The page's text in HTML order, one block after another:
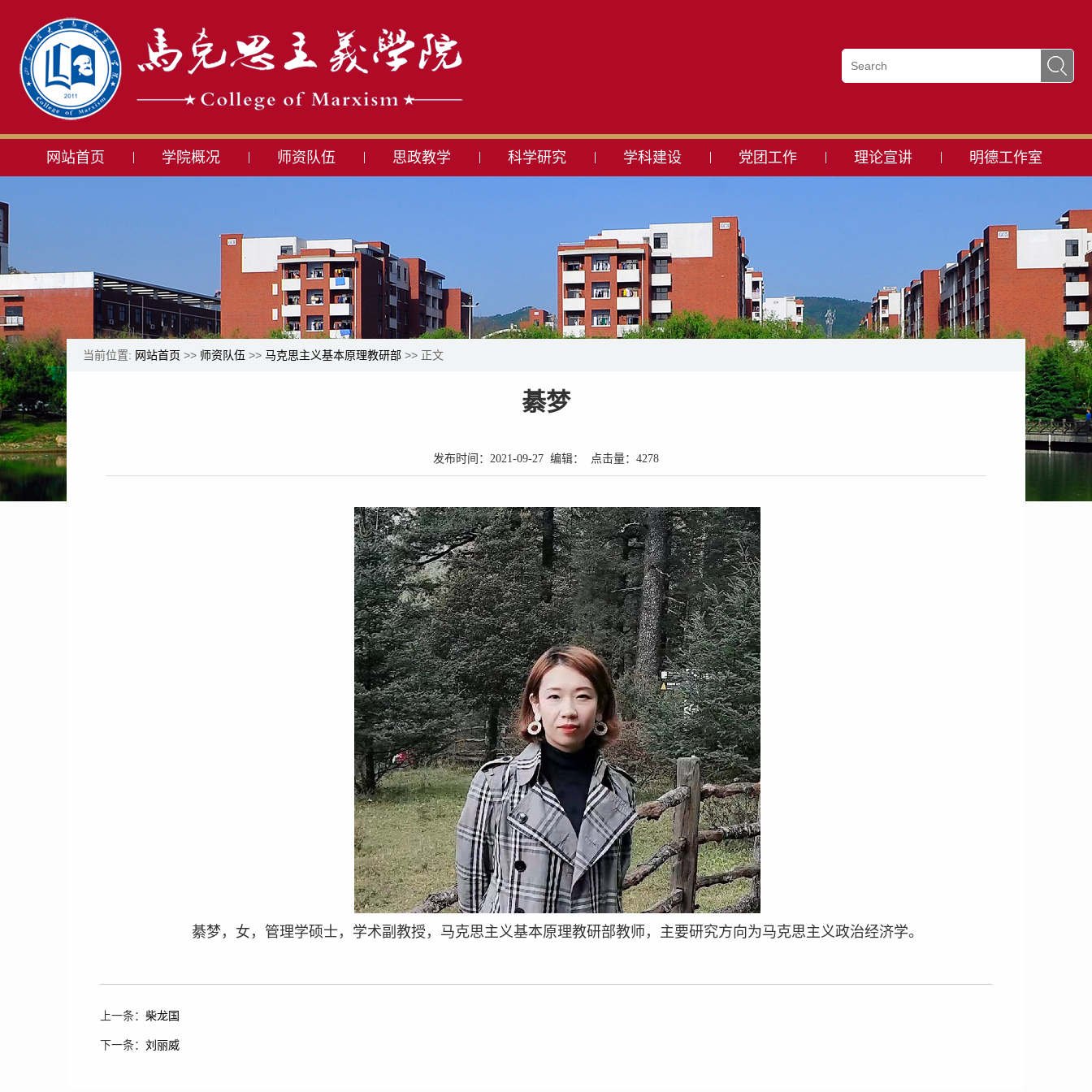
网站首页 学院概况 师资队伍 思政教学 科学研究 学科建设 党团工作 理论宣讲 明德工作室
当前位置: 网站首页 >> 师资队伍 >> 马克思主义基本原理教研部 >> 正文
綦梦
发布时间：2021-09-27 编辑： 点击量： 4278
綦梦，女，管理学硕士，学术副教授，马克思主义基本原理教研部教师，主要研究方向为马克思主义政治经济学。
上一条： 柴龙国
下一条： 刘丽威